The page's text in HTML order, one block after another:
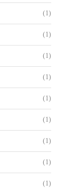
(1)
(1)
(1)
(1)
(1)
(1)
(1)
(1)
(1)